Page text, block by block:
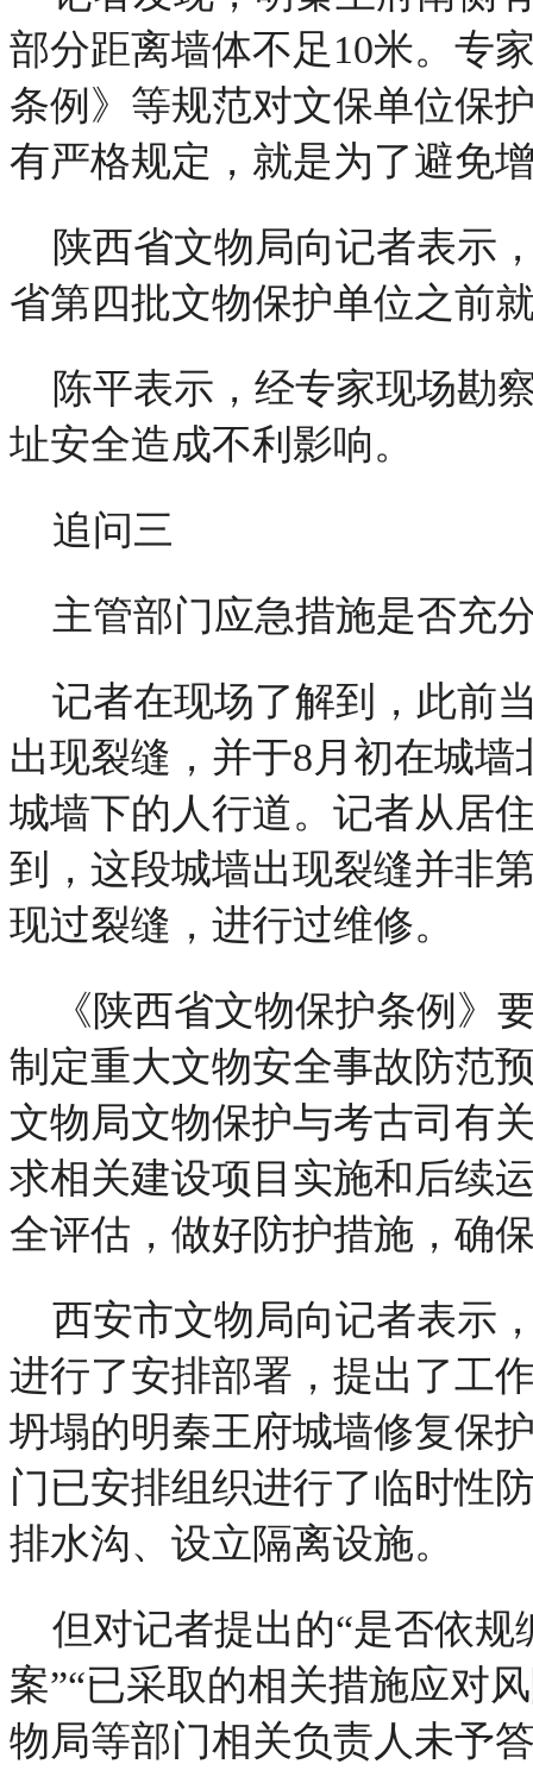
部分距离墙体不足10米。专
条例》等规范对文保单位保
有严格规定，就是为了避免
陕西省文物局向记者表示
省第四批文物保护单位之前
陈平表示，经专家现场勘
址安全造成不利影响。
追问三
主管部门应急措施是否充
记者在现场了解到，此前
出现裂缝，并于8月初在城
城墙下的人行道。记者从居
到，这段城墙出现裂缝并非
现过裂缝，进行过维修。
《陕西省文物保护条例》
制定重大文物安全事故防范
文物局文物保护与考古司有
求相关建设项目实施和后续
全评估，做好防护措施，确
西安市文物局向记者表示
进行了安排部署，提出了工
坍塌的明秦王府城墙修复保
门已安排组织进行了临时性
排水沟、设立隔离设施。
但对记者提出的“是否依
案”“已采取的相关措施应对
物局等部门相关负责人未予